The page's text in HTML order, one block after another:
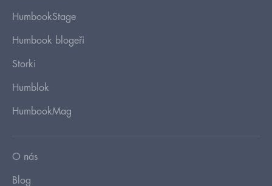
HumbookStage
Humbook blogeři
Storki
Humblok
HumbookMag
O nás
Blog